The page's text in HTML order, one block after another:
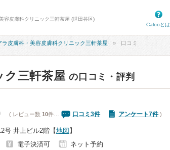
容皮膚科クリニック三軒茶屋 (世田谷区)
Calooとは
ラ皮膚科・美容皮膚科クリニック三軒茶屋 口コミ
ク三軒茶屋 の口コミ・評判
( レビュー数 10件… 口コミ 3件 アンケート7件)
号 井上ビル2階 【地図 】
電子決済可
ネット予約